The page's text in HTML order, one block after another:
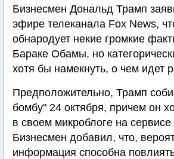
Бизнесмен Дональд Трамп
эфире телеканала Fox News,
обнародует некие громкие
Бараке Обамы, но
хотя бы намекнуть, о чем идет
Предположительно, Трамп
бомбу" 24 октября, причем он
в своем микроблоге на сервисе
Бизнесмен добавил, что,
информация способна